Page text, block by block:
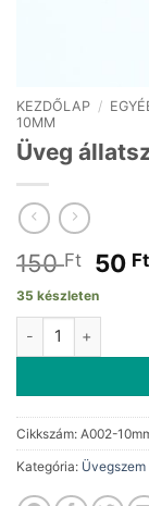
KEZDŐLAP /
10MM
Üveg
150Ft
price
was:
50 Ft
35 készleten
Üveg állatszem
Cikkszám: A002-
Kategória: Üvegszem